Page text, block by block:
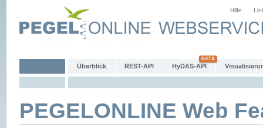
Hilfe
Überblick REST-API HyDAS-API
PEGELONLINE Web